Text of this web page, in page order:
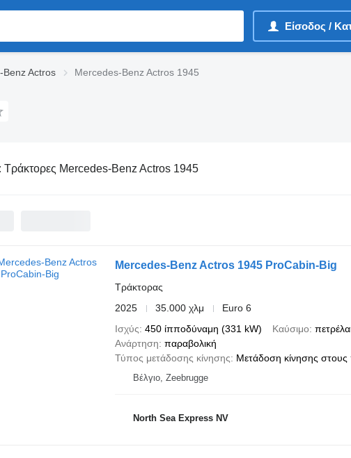
Είσοδος /
Benz Actros Mercedes-Benz Actros 1945
Τράκτορες Mercedes-Benz Actros 1945
Mercedes-Benz Actros 1945 ProCabin-Big
Τράκτορας
2025
35.000 χλμ
Euro 6
Ισχύς 450 ίπποδύναμη (331 kW) Καύσιμο
Ανάρτηση παραβολική
Τύπος μετάδοσης κίνησης
Μετάδοση κίνησης
Βέλγιο, Zeebrugge
North Sea Express NV